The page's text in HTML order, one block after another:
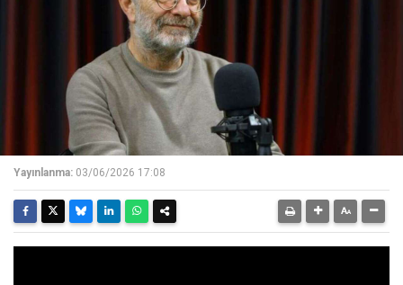
Yayınlanma: 03/06/2026 17:08